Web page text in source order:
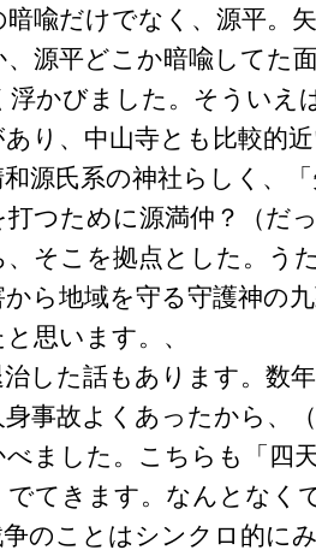
暗喩だけでなく、源平。
、源平どこか暗喩してた
浮かびました。そういえ
あり、中山寺とも比較的
源氏系の神社らしく、
打つために源満仲？（だ
、そこを拠点とした。う
ら地域を守る守護神の
思います。、
した話もあります。数
身事故よくあったから、
べました。こちらも「四
でてきます。なんとなく
のことはシンクロ的に